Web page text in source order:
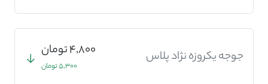
جوجه یکروزه نژاد پلاس 4,800 تومان
5,300 تومان